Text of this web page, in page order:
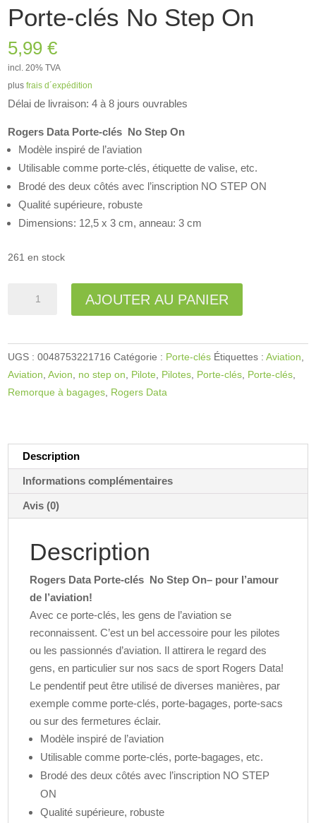
Porte-clés No Step On
5,99€
incl. 20% TVA
plusfrais d´expédition
Délai de livraison: 4 à 8 jours ouvrables
Rogers Data Porte-clés No Step On
Modèle inspiré de l’aviation
Utilisable comme porte-clés, étiquette de valise, etc.
Brodé des deux côtés avec l’inscription NO STEP ON
Qualité supérieure, robuste
Dimensions: 12,5 x 3 cm, anneau: 3 cm
261 en stock
clés
No
Step
On
AJOUTER AU PANIER
e
r
n
e
UGS :0048753221716 Catégorie : Porte-clés Étiquettes :Aviation
Aviation ,Avion no step on Pilote Pilotes Porte-clés Porte-clés
Remorque à bagages Rogers Data
Description
Informations complémentaires
Avis (0)
Description
Rogers Data Porte-clés No Step On– pour l’amour
de l’aviation!
Avec ce porte-clés, les gens de l’aviation se
reconnaissent. C’est un bel accessoire pour les pilotes
ou les passionnés d’aviation. Il attirera le regard des
gens, en particulier sur nos sacs de sport Rogers Data!
Le pendentif peut être utilisé de diverses manières, par
exemple comme porte-clés, porte-bagages, porte-sacs
ou sur des fermetures éclair.
Modèle inspiré de l’aviation
Utilisable comme porte-clés, porte-bagages, etc.
Brodé des deux côtés avec l’inscription NO STEP
ON
Qualité supérieure, robuste